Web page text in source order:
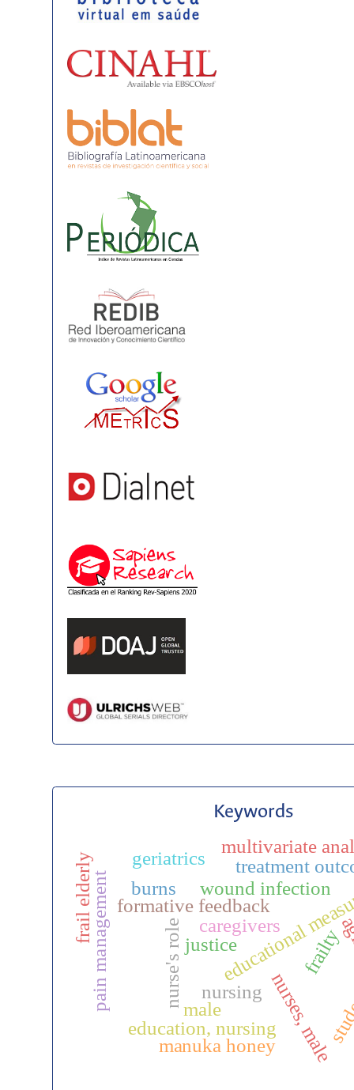
Keywords
nursing nurses, male
male
nurse's role educational
education, nursing
formative feedback
wound infection
pain management
manuka honey
burns
treatment
frailty
frail elderly
multivariate
caregivers
justice
geriatrics